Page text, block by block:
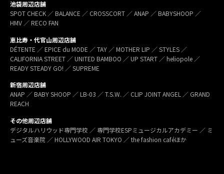
池袋周辺店舗
SPOT CHECK ／ BALANCE ／ CROSSCORT ／ ANAP ／ BABYSHOOP ／
HMV ／ RECO FAN
恵比寿・代官山周辺店舗
DÉTENTE ／ EPICE du MODE ／ TAY ／ MOTHER LIP ／ STYLES ／
CALIFORNIA STREET ／ UNITED BAMBOO ／ UP START ／ heliopole ／
READY STEADY GO! ／ SUPREME
新宿周辺店舗
ANAP ／ BABY SHOOP ／ LB-03 ／ T.S.W. ／ CLIP JOINT ANGEL ／ GRAND
REACH
その他周辺店舗
デジタルハリウッド専門学校 ／ 専門学校ESPミュージカルアカデミー ／ ミ
ューズ音楽院 ／ HOLLYWOOD AIR TOKYO ／ the fashion caféほか